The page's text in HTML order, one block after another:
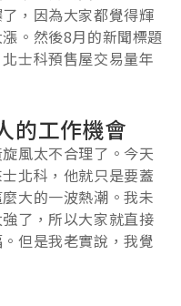
，因為大家都覺得輝
。然後8月的新聞標題
士科預售屋交易量年
的工作機會
風太不合理了。今天
北科，他就只是要蓋
大的一波熱潮。我未
了，所以大家就直接
但是我老實說，我覺